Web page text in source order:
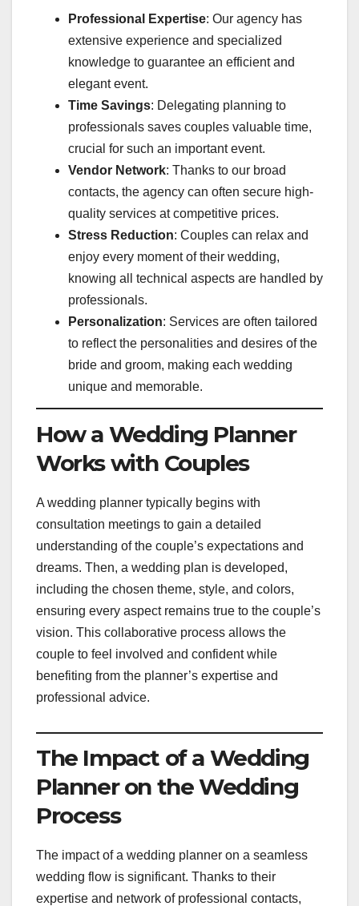
Professional Expertise: Our agency has
extensive experience and specialized
knowledge to guarantee an efficient and
elegant event.
Time Savings: Delegating planning to
professionals saves couples valuable time,
crucial for such an important event.
Vendor Network: Thanks to our broad
contacts, the agency can often secure high-
quality services at competitive prices.
Stress Reduction: Couples can relax and
enjoy every moment of their wedding,
knowing all technical aspects are handled by
professionals.
Personalization: Services are often tailored
to reflect the personalities and desires of the
bride and groom, making each wedding
unique and memorable.
How a Wedding Planner
Works with Couples
A wedding planner typically begins with
consultation meetings to gain a detailed
understanding of the couple’s expectations and
dreams. Then, a wedding plan is developed,
including the chosen theme, style, and colors,
ensuring every aspect remains true to the couple’s
vision. This collaborative process allows the
couple to feel involved and confident while
benefiting from the planner’s expertise and
professional advice.
The Impact of a Wedding
Planner on the Wedding
Process
The impact of a wedding planner on a seamless
wedding flow is significant. Thanks to their
expertise and network of professional contacts,